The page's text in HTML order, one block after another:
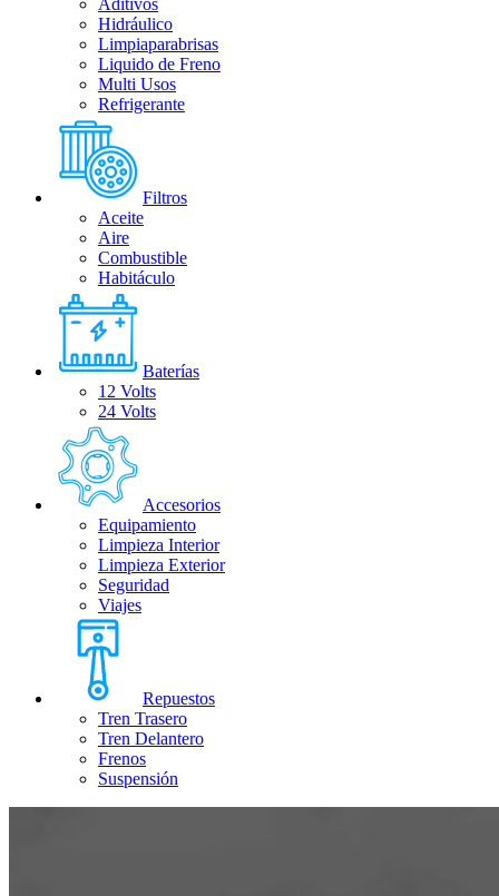
Aditivos
Hidráulico
Limpiaparabrisas
Liquido de Freno
Multi Usos
Refrigerante
Filtros
Aceite
Aire
Combustible
Habitáculo
Baterías
12 Volts
24 Volts
Accesorios
Equipamiento
Limpieza Interior
Limpieza Exterior
Seguridad
Viajes
Repuestos
Tren Trasero
Tren Delantero
Frenos
Suspensión